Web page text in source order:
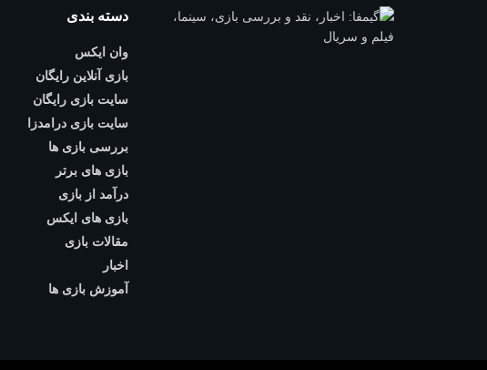
دسته بندی
وان ایکس
بازی آنلاین رایگان
سایت بازی رایگان
سایت بازی درامدزا
بررسی بازی ها
بازی های برتر
درآمد از بازی
بازی های ایکس
مقالات بازی
اخبار
آموزش بازی ها